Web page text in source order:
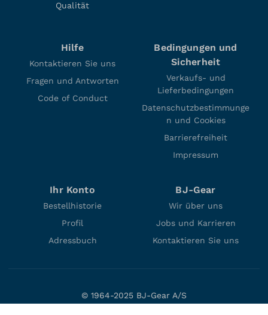
Qualität
Hilfe
Kontaktieren Sie uns
Fragen und Antworten
Code of Conduct
Bedingungen und
Sicherheit
Verkaufs- und
Lieferbedingungen
Datenschutzbestimmunge
n und Cookies
Barrierefreiheit
Impressum
Ihr Konto
Bestellhistorie
Profil
Adressbuch
BJ-Gear
Wir über uns
Jobs und Karrieren
Kontaktieren Sie uns
© 1964-2025 BJ-Gear A/S